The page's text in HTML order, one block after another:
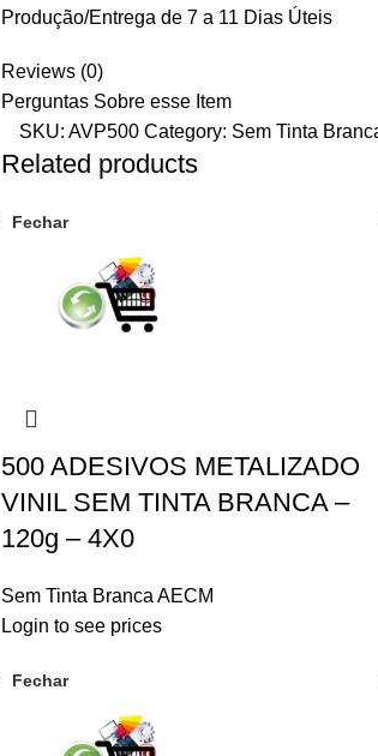
Produção/Entrega de 7 a 11 Dias Úteis
Reviews (0)
Perguntas Sobre esse Item
SKU: AVP500 Category: Sem Tinta
Related products
Fechar
500 ADESIVOS METALIZADO
VINIL SEM TINTA BRANCA –
120g – 4X0
Sem Tinta Branca AECM
Login to see prices
Fechar